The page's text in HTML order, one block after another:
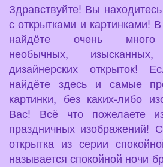
Здравствуйте! Вы
с открытками и картинками!
найдёте очень много
необычных, изысканных,
дизайнерских открыток!
найдёте здесь и самые
картинки, без каких-либо
Вас! Всё что пожелаете
праздничных изображений!
открытка из серии
называется спокойной ночи